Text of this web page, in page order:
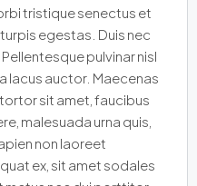
tristique senectus et
egestas. Duis nec
pulvinar nisl
lacus auctor. Maecenas
sit amet, faucibus
malesuada urna quis,
non laoreet
ex, sit amet sodales